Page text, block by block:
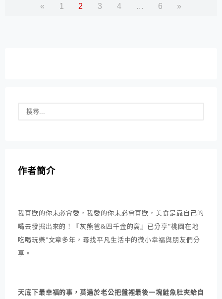
« 1 2 3 4 ... 6 »
作者簡介
我喜歡的你未必會愛，我愛的你未必會喜歡，美食是靠自己的
嘴去發掘出來的！『灰熊爸&四千金的窩』已分享"桃園在地
吃喝玩樂"文章多年，尋找平凡生活中的微小幸福與朋友們分
享。
天底下最幸福的事，莫過於老公把盤裡最後一塊鮭魚肚夾給自